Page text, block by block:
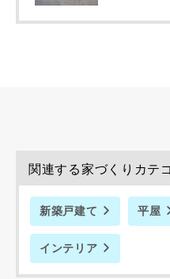
関連する家づくりカテ
新築戸建て 平屋
インテリア
同居する家族構成
た情報を利用します。
当社はお客様からいただい
た専門家へ提供すること、
めに利用します。
当社は、本サービス又は利
損害について、債務不履行